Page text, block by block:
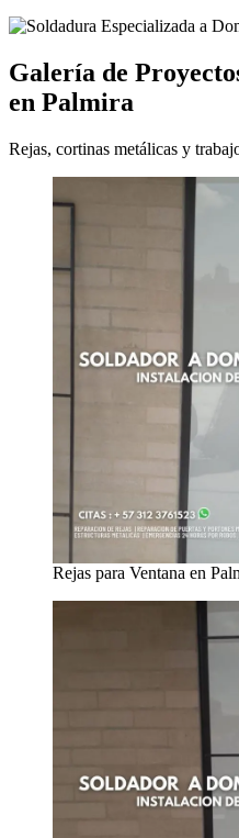
Galería de
en Palmira
Rejas, cortinas metálicas y
Rejas para Ventana en